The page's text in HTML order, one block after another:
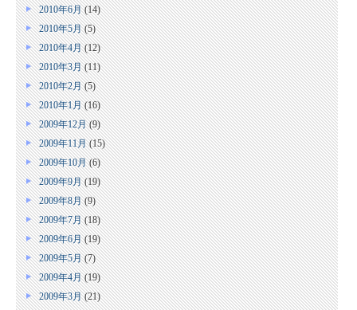
2010年6月(14)
2010年5月(5)
2010年4月(12)
2010年3月(11)
2010年2月(5)
2010年1月(16)
2009年12月(9)
2009年11月(15)
2009年10月(6)
2009年9月(19)
2009年8月(9)
2009年7月(18)
2009年6月(19)
2009年5月(7)
2009年4月(19)
2009年3月(21)